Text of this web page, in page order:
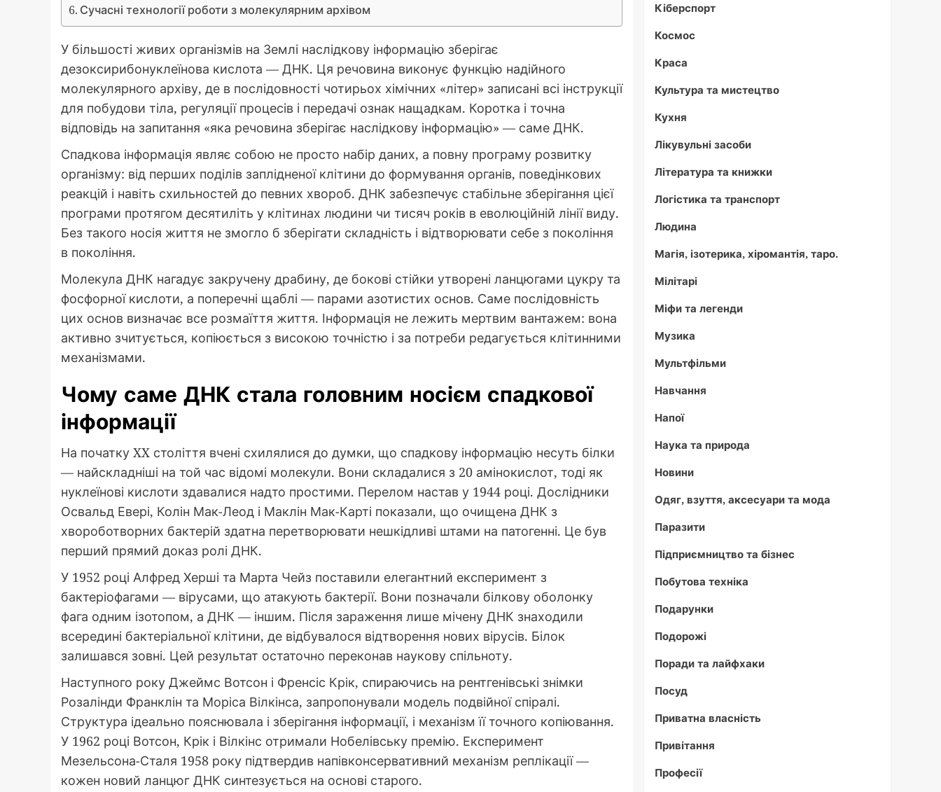
Сучасні технології роботи з молекулярним архівом
У більшості живих організмів на Землі наслідкову інформацію зберігає
дезоксирибонуклеїнова кислота — ДНК. Ця речовина виконує функцію надійного
молекулярного архіву, де в послідовності чотирьох хімічних «літер» записані всі інструкції
для побудови тіла, регуляції процесів і передачі ознак нащадкам. Коротка і точна
відповідь на запитання «яка речовина зберігає наслідкову інформацію» — саме ДНК.
Спадкова інформація являє собою не просто набір даних, а повну програму розвитку
організму: від перших поділів заплідненої клітини до формування органів, поведінкових
реакцій і навіть схильностей до певних хвороб. ДНК забезпечує стабільне зберігання цієї
програми протягом десятиліть у клітинах людини чи тисяч років в еволюційній лінії виду.
Без такого носія життя не змогло б зберігати складність і відтворювати себе з покоління
в покоління.
Молекула ДНК нагадує закручену драбину, де бокові стійки утворені ланцюгами цукру та
фосфорної кислоти, а поперечні щаблі — парами азотистих основ. Саме послідовність
цих основ визначає все розмаїття життя. Інформація не лежить мертвим вантажем: вона
активно зчитується, копіюється з високою точністю і за потреби редагується клітинними
механізмами.
Чому саме ДНК стала головним носієм спадкової
інформації
На початку XX століття вчені схилялися до думки, що спадкову інформацію несуть білки
— найскладніші на той час відомі молекули. Вони складалися з 20 амінокислот, тоді як
нуклеїнові кислоти здавалися надто простими. Перелом настав у 1944 році. Дослідники
Освальд Евері, Колін Мак-Леод і Маклін Мак-Карті показали, що очищена ДНК з
хвороботворних бактерій здатна перетворювати нешкідливі штами на патогенні. Це був
перший прямий доказ ролі ДНК.
У 1952 році Алфред Херші та Марта Чейз поставили елегантний експеримент з
бактеріофагами — вірусами, що атакують бактерії. Вони позначали білкову оболонку
фага одним ізотопом, а ДНК — іншим. Після зараження лише мічену ДНК знаходили
всередині бактеріальної клітини, де відбувалося відтворення нових вірусів. Білок
залишався зовні. Цей результат остаточно переконав наукову спільноту.
Наступного року Джеймс Вотсон і Френсіс Крік, спираючись на рентгенівські знімки
Розалінди Франклін та Моріса Вілкінса, запропонували модель подвійної спіралі.
Структура ідеально пояснювала і зберігання інформації, і механізм її точного копіювання.
У 1962 році Вотсон, Крік і Вілкінс отримали Нобелівську премію. Експеримент
Мезельсона-Сталя 1958 року підтвердив напівконсервативний механізм реплікації —
кожен новий ланцюг ДНК синтезується на основі старого.
Кіберспорт
Космос
Краса
Культура та мистецтво
Кухня
Лікувульні засоби
Література та книжки
Логістика та транспорт
Людина
Магія, ізотерика, хіромантія, таро.
Мілітарі
Міфи та легенди
Музика
Мультфільми
Навчання
Напої
Наука та природа
Новини
Одяг, взуття, аксесуари та мода
Паразити
Підприємництво та бізнес
Побутова техніка
Подарунки
Подорожі
Поради та лайфхаки
Посуд
Приватна власність
Привітання
Професії